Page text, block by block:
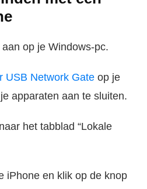
op je Windows-pc.
USB Network Gate op je
apparaten aan te sluiten.
het tabblad “Lokale
iPhone en klik op de knop